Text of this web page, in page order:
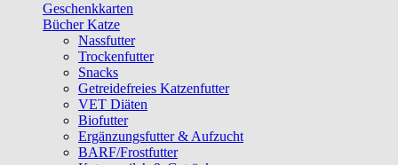
Geschenkkarten
Bücher Katze
Nassfutter
Trockenfutter
Snacks
Getreidefreies Katzenfutter
VET Diäten
Biofutter
Ergänzungsfutter & Aufzucht
BARF/Frostfutter